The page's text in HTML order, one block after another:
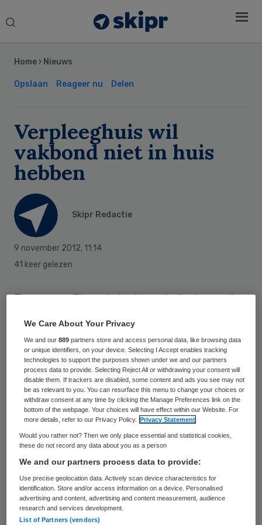
Search
Home › Nieuws
Opslaan Reageer nu Delen
Verpleeghuis wil
vakbond niet in huis
hebben
Skipr Redactie
9 november 2012, 11:14
41 keer gelezen
Zorggroep Pleyade in de regio Arnhem wil
FNV binnen de muren van een verpleeghuis
actievoeren. Bestuurder Piet Hein
Jonkergouw van Pleyade heeft dat
mondeling en schriftelijk aan de bond laten
weten, zei hij vrijdag.
Vakbondactie
verpleegcentra. Zaterdag voerde de bond
actie tegenovermatige werkdruk bij
Sidebar
We Care About Your Privacy
We and our889 partners store and access personal data, like browsing data
or unique identifiers, on your device. Selecting I Accept enables tracking
technologies to support the purposes shown under we and our partners
process data to provide. Selecting Reject All or withdrawing your consent will
disable them. If trackers are disabled, some content and ads you see may not
be as relevant to you. You can resurface this menu to change your choices or
withdraw consent at any time by clicking the Manage Preferences link on the
bottom of the webpage. Your choices will have effect within our Website. For
more details, refer to our Privacy Policy.
Privacy Statement
Would you rather not? Then we only place essential and statistical cookies,
these do not record any data about you as a person
We and our partners process data to provide:
Use precise geolocation data. Actively scan device characteristics for
identification. Store and/or access information on a device. Personalised
advertising and content, advertising and content measurement, audience
research and services development.
List of Partners (vendors)